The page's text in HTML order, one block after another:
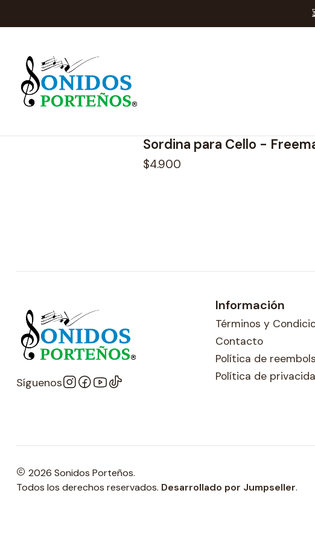
Sordina para Cello -
$4.900
Síguenos
Información
Términos y
Contacto
Política de
Política de
2026 Sonidos Porteños.
Todos los derechos reservados. Desarrollado por Jumpseller.